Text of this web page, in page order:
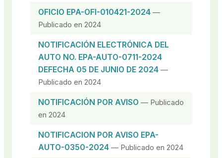
OFICIO EPA-OFI-010421-2024 —
Publicado en 2024
NOTIFICACIÓN ELECTRÓNICA DEL
AUTO NO. EPA-AUTO-0711-2024
DEFECHA 05 DE JUNIO DE 2024 —
Publicado en 2024
NOTIFICACIÓN POR AVISO — Publicado
en 2024
NOTIFICACION POR AVISO EPA-
AUTO-0350-2024 — Publicado en 2024